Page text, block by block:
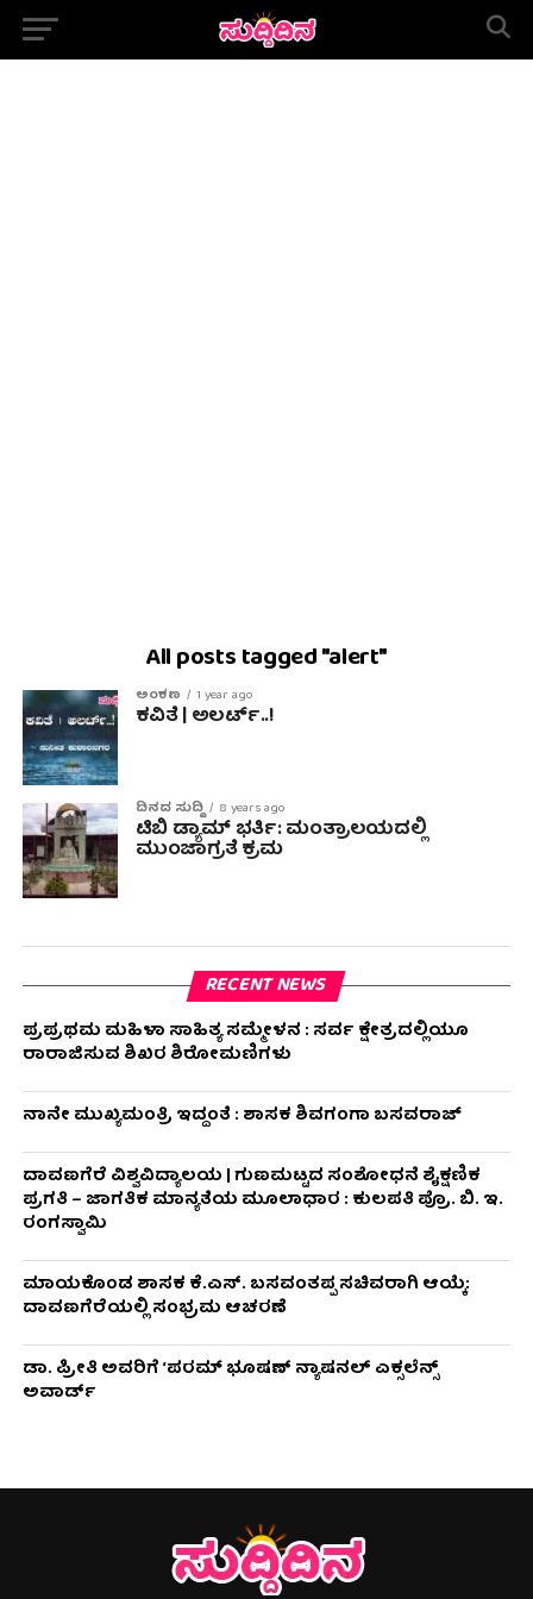
All posts tagged "alert"
ಅಂಕಣ 1 year ago
ಕವಿತೆ | ಅಲರ್ಟ್..!
ದಿನದ ಸುದ್ದಿ 8 years ago
ಟಿಬಿ ಡ್ಯಾಮ್ ಭರ್ತಿ: ಮಂತ್ರಾಲಯದಲ್ಲಿ
ಮುಂಜಾಗ್ರತೆ ಕ್ರಮ
RECENT NEWS
ಪ್ರಪ್ರಥಮ ಮಹಿಳಾ ಸಾಹಿತ್ಯ ಸಮ್ಮೇಳನ : ಸರ್ವ ಕ್ಷೇತ್ರದಲ್ಲಿಯೂ
ರಾರಾಜಿಸುವ ಶಿಖರ ಶಿರೋಮಣಿಗಳು
ನಾನೇ ಮುಖ್ಯಮಂತ್ರಿ ಇದ್ದಂತೆ : ಶಾಸಕ ಶಿವಗಂಗಾ ಬಸವರಾಜ್
ದಾವಣಗೆರೆ ವಿಶ್ವವಿದ್ಯಾಲಯ | ಗುಣಮಟ್ಟದ ಸಂಶೋಧನೆ ಶೈಕ್ಷಣಿಕ
ಪ್ರಗತಿ – ಜಾಗತಿಕ ಮಾನ್ಯತೆಯ ಮೂಲಾಧಾರ : ಕುಲಪತಿ ಪ್ರೊ. ಬಿ. ಇ.
ರಂಗಸ್ವಾಮಿ
ಮಾಯಕೊಂಡ ಶಾಸಕ ಕೆ.ಎಸ್. ಬಸವಂತಪ್ಪ ಸಚಿವರಾಗಿ ಆಯ್ಕೆ:
ದಾವಣಗೆರೆಯಲ್ಲಿ ಸಂಭ್ರಮ ಆಚರಣೆ
ಡಾ. ಪ್ರೀತಿ ಅವರಿಗೆ ‘ಪರಮ್ ಭೂಷಣ್ ನ್ಯಾಷನಲ್ ಎಕ್ಸಲೆನ್ಸ್
ಅವಾರ್ಡ್